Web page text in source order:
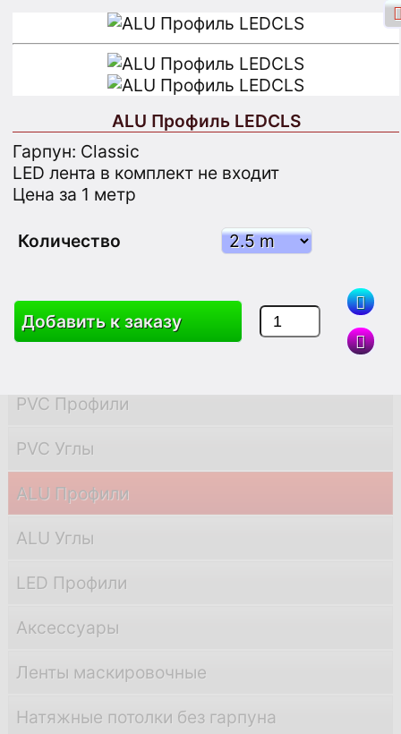
Вход через Facebook Вход
Зарегистрироваться
Товары Корзина Карта Сайта
PVC Профили
PVC Углы
ALU Профили
ALU Углы
LED Профили
Аксессуары
Ленты маскировочные
Натяжные потолки без гарпуна
ALU Профиль LEDCLS
Гарпун: Classic
LED лента в комплект не входит
Цена за 1 метр
Количество
Добавить к заказу